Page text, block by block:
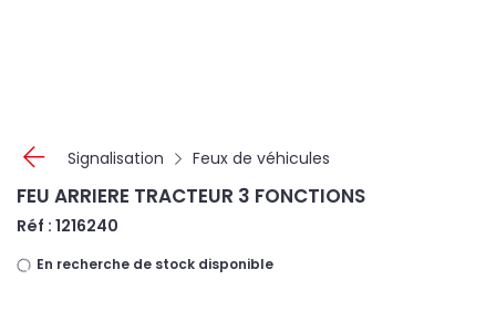
Signalisation Feux de véhicules
FEU ARRIERE TRACTEUR 3 FONCTIONS
Réf : 1216240
En recherche de stock disponible